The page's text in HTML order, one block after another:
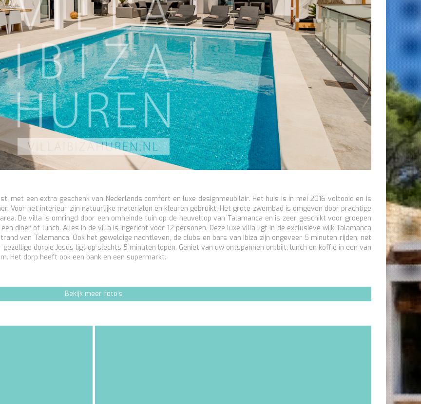
met een extra geschenk van Nederlands comfort en luxe designmeubilair. Het huis is in mei 2016 voltooid en is
Voor het interieur zijn natuurlijke materialen en kleuren gebruikt. Het grote zwembad is omgeven door prachtige
De villa is omringd door een omheinde tuin op de heuveltop van Talamanca en is zeer geschikt voor groepen
diner of lunch. Alles in de villa is ingericht voor 12 personen. Deze luxe villa ligt in de exclusieve wijk Talamanca
van Talamanca. Ook het geweldige nachtleven, de clubs en bars van Ibiza zijn ongeveer 5 minuten rijden, net
dorpje Jesús ligt op slechts 5 minuten lopen. Geniet van uw ontspannen ontbijt, lunch en koffie in een van
Het dorp heeft ook een bank en een supermarkt.
Bekijk meer foto's